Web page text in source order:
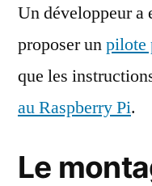
Un développeur a
proposer unpilote
que les
au Raspberry Pi.
Le